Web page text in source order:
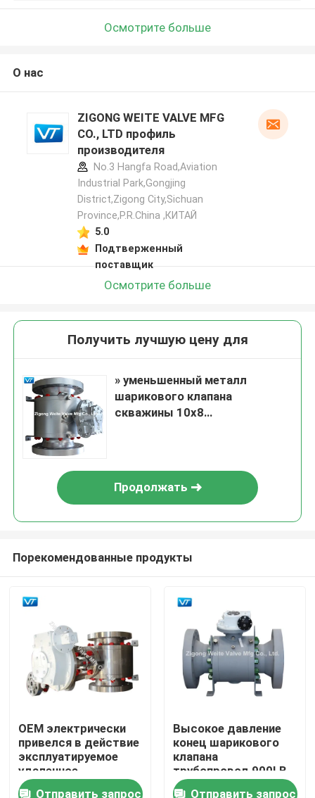
Продукты
О нас
Осмотрите больше
О нас
ZIGONG WEITE VALVE MFG
CO., LTD профиль
производителя
No.3 Hangfa Road,Aviation
Industrial Park,Gongjing
District,Zigong City,Sichuan
Province,P.R.China ,КИТАЙ
5.0
Подтверженный
поставщик
Осмотрите больше
Получить лучшую цену для
» уменьшенный металл
шарикового клапана
скважины 10x8
Продолжать
Порекомендованные продукты
OEM электрически
привелся в действие
эксплуатируемое
удаленное
шарикового клапана
Отправить запрос
Высокое давление
конец шарикового
клапана
трубопровод 900LB
8×6» служить
Отправить запрос